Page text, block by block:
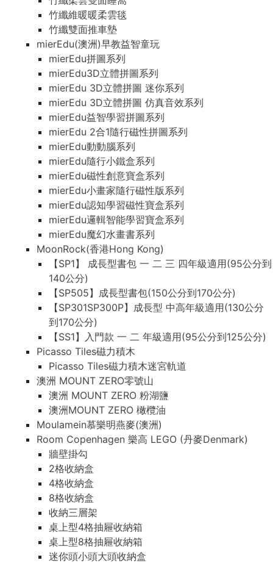
竹纖維暖暖柔雲毯
竹纖雙面推車墊
mierEdu(澳洲)早教益智童玩
mierEdu拼圖系列
mierEdu3D立體拼圖系列
mierEdu 3D立體拼圖 迷你系列
mierEdu 3D立體拼圖 仿真音效系列
mierEdu益智學習拼圖系列
mierEdu 2合1隨行磁性拼圖系列
mierEdu動動腦系列
mierEdu隨行小鐵盒系列
mierEdu磁性創意寶盒系列
mierEdu小畫家隨行磁性版系列
mierEdu認知學習磁性寶盒系列
mierEdu邏輯智能學習寶盒系列
mierEdu魔幻水畫書系列
MoonRock(香港Hong Kong)
【SP1】 成長型書包 一 二 三 四年級適用(95公分到
140公分)
【SP505】成長型書包(150公分到170公分)
【SP301SP300P】成長型 中高年級適用(130公分
到170公分)
【SS1】入門款 一 二 年級適用(95公分到125公分)
Picasso Tiles磁力積木
Picasso Tiles磁力積木迷宮軌道
澳洲 MOUNT ZERO零號山
澳洲 MOUNT ZERO 粉湖鹽
澳洲MOUNT ZERO 橄欖油
Moulamein慕樂明燕麥(澳洲)
Room Copenhagen 樂高 LEGO (丹麥Denmark)
牆壁掛勾
2格收納盒
4格收納盒
8格收納盒
收納三層架
桌上型4格抽屜收納箱
桌上型8格抽屜收納箱
迷你頭小頭大頭收納盒